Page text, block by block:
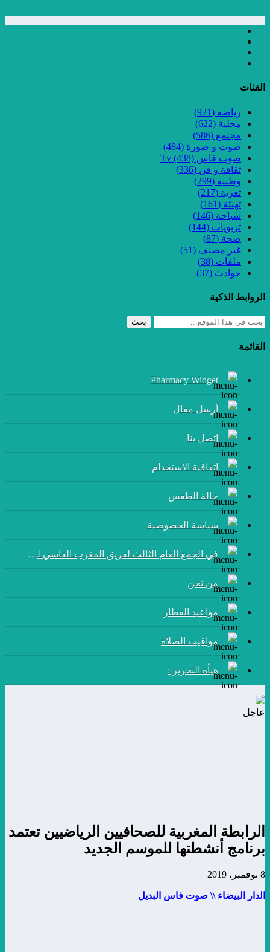
الفئات
رياضة (921)
محلية (622)
مجتمع (586)
صوت و صورة (484)
صوت فاس Tv (438)
ثقافة و فن (336)
وطنية (299)
تعزية (217)
تهنئة (161)
سياحة (146)
تربويات (144)
صحة (87)
غير مصنف (51)
ملفات (38)
حوادث (37)
الروابط الذكية
بحث
القائمة
Pharmacy Widget
أرسل مقال
إتصل بنا
اتفاقية الاستخدام
حالة الطقس
سياسة الخصوصية
في الجمع العام الثالث لفريق المغرب الفاسي لكرة القدم:
من نحن
مواعيد القطار
مواقيت الصلاة
هيأة التحرير :
عاجل
الرابطة المغربية للصحافيين الرياضيين تعتمد
برنامج أنشطتها للموسم الجديد
8 نوفمبر، 2019
الدار البيضاء \\ صوت فاس البديل